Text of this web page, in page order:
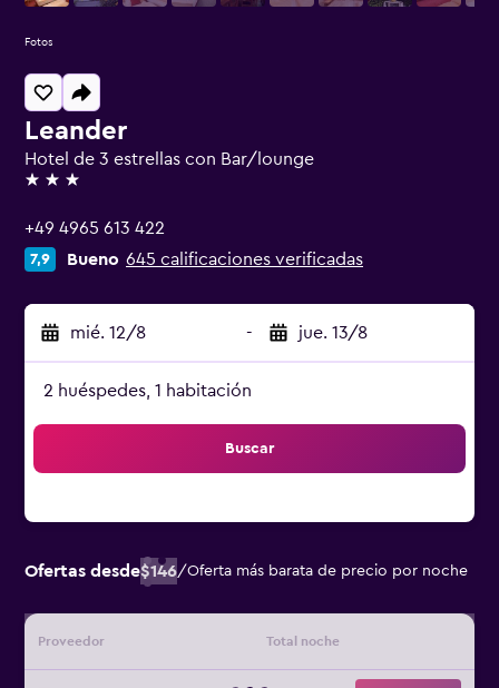
Leander
Hotel de 3 estrellas con Bar/lounge
3 estrellas
+49 4965 613 422
7,9 Bueno 645 calificaciones verificadas
mié. 12/8 - jue. 13/8
2 huéspedes, 1 habitación
Buscar
Ofertas desde$146/Oferta más barata de precio por noche
Proveedor Total noche
Fotos